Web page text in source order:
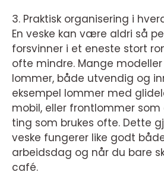
3. Praktisk organisering i
En veske kan være aldri så
forsvinner i et eneste stort
ofte mindre. Mange
lommer, både utvendig og
eksempel lommer med
mobil, eller frontlommer
ting som brukes ofte. Dette
veske fungerer like godt
arbeidsdag og når du bare
café.